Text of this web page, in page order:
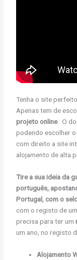
Tenha o site
Apenas tem de
projeto online. O
podendo escolher o
com direito a site
alojamento de alta
Tire a sua ideia da
português,
Portugal, com o
com o registo de
precisa para ter um
um ano, no registo
Alojamento